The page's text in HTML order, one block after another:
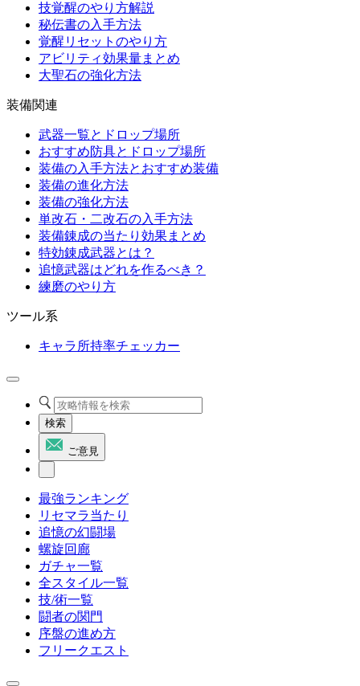
技覚醒のやり方解説
秘伝書の入手方法
覚醒リセットのやり方
アビリティ効果量まとめ
大聖石の強化方法
装備関連
武器一覧とドロップ場所
おすすめ防具とドロップ場所
装備の入手方法とおすすめ装備
装備の進化方法
装備の強化方法
単改石・二改石の入手方法
装備錬成の当たり効果まとめ
特効錬成武器とは？
追憶武器はどれを作るべき？
練磨のやり方
ツール系
キャラ所持率チェッカー
検索
ご意見
最強ランキング
リセマラ当たり
追憶の幻闘場
螺旋回廊
ガチャ一覧
全スタイル一覧
技/術一覧
闘者の関門
序盤の進め方
フリークエスト